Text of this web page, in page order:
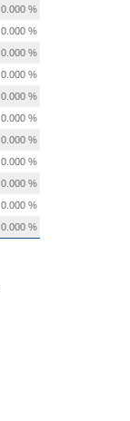
0.000 %
0.000 %
0.000 %
0.000 %
0.000 %
0.000 %
0.000 %
0.000 %
0.000 %
0.000 %
0.000 %